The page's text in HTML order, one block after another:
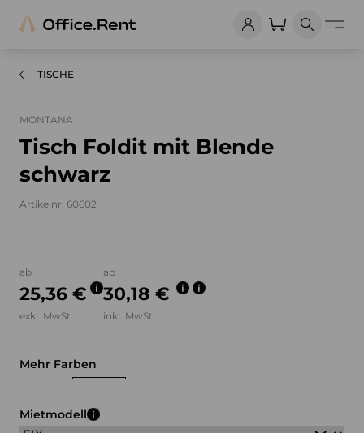
TISCHE
MONTANA
Tisch Foldit mit Blende
schwarz
Artikelnr. 60602
ab
25,36 €
exkl. MwSt
ab
30,18 €
inkl. MwSt
Mehr Farben
Mietmodell